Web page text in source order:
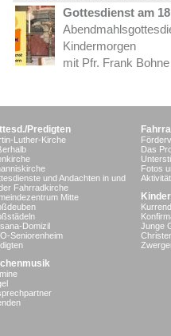
Gottesdienst am
Kindermorgen
mit Pfr. Frank Bohne
Predigten
Luther-Kirche
und Andachten in und
Fahrradkirche
Mitte
Domizil
Seniorenheim
Das
Fotos
Junge